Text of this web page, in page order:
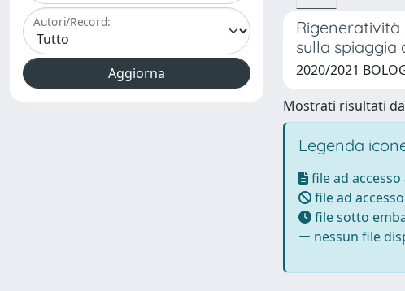
Autori/Record:
sulla spiaggia
2020/2021
Mostrati risultati da
Legenda
file ad
file ad
file sotto
nessun file